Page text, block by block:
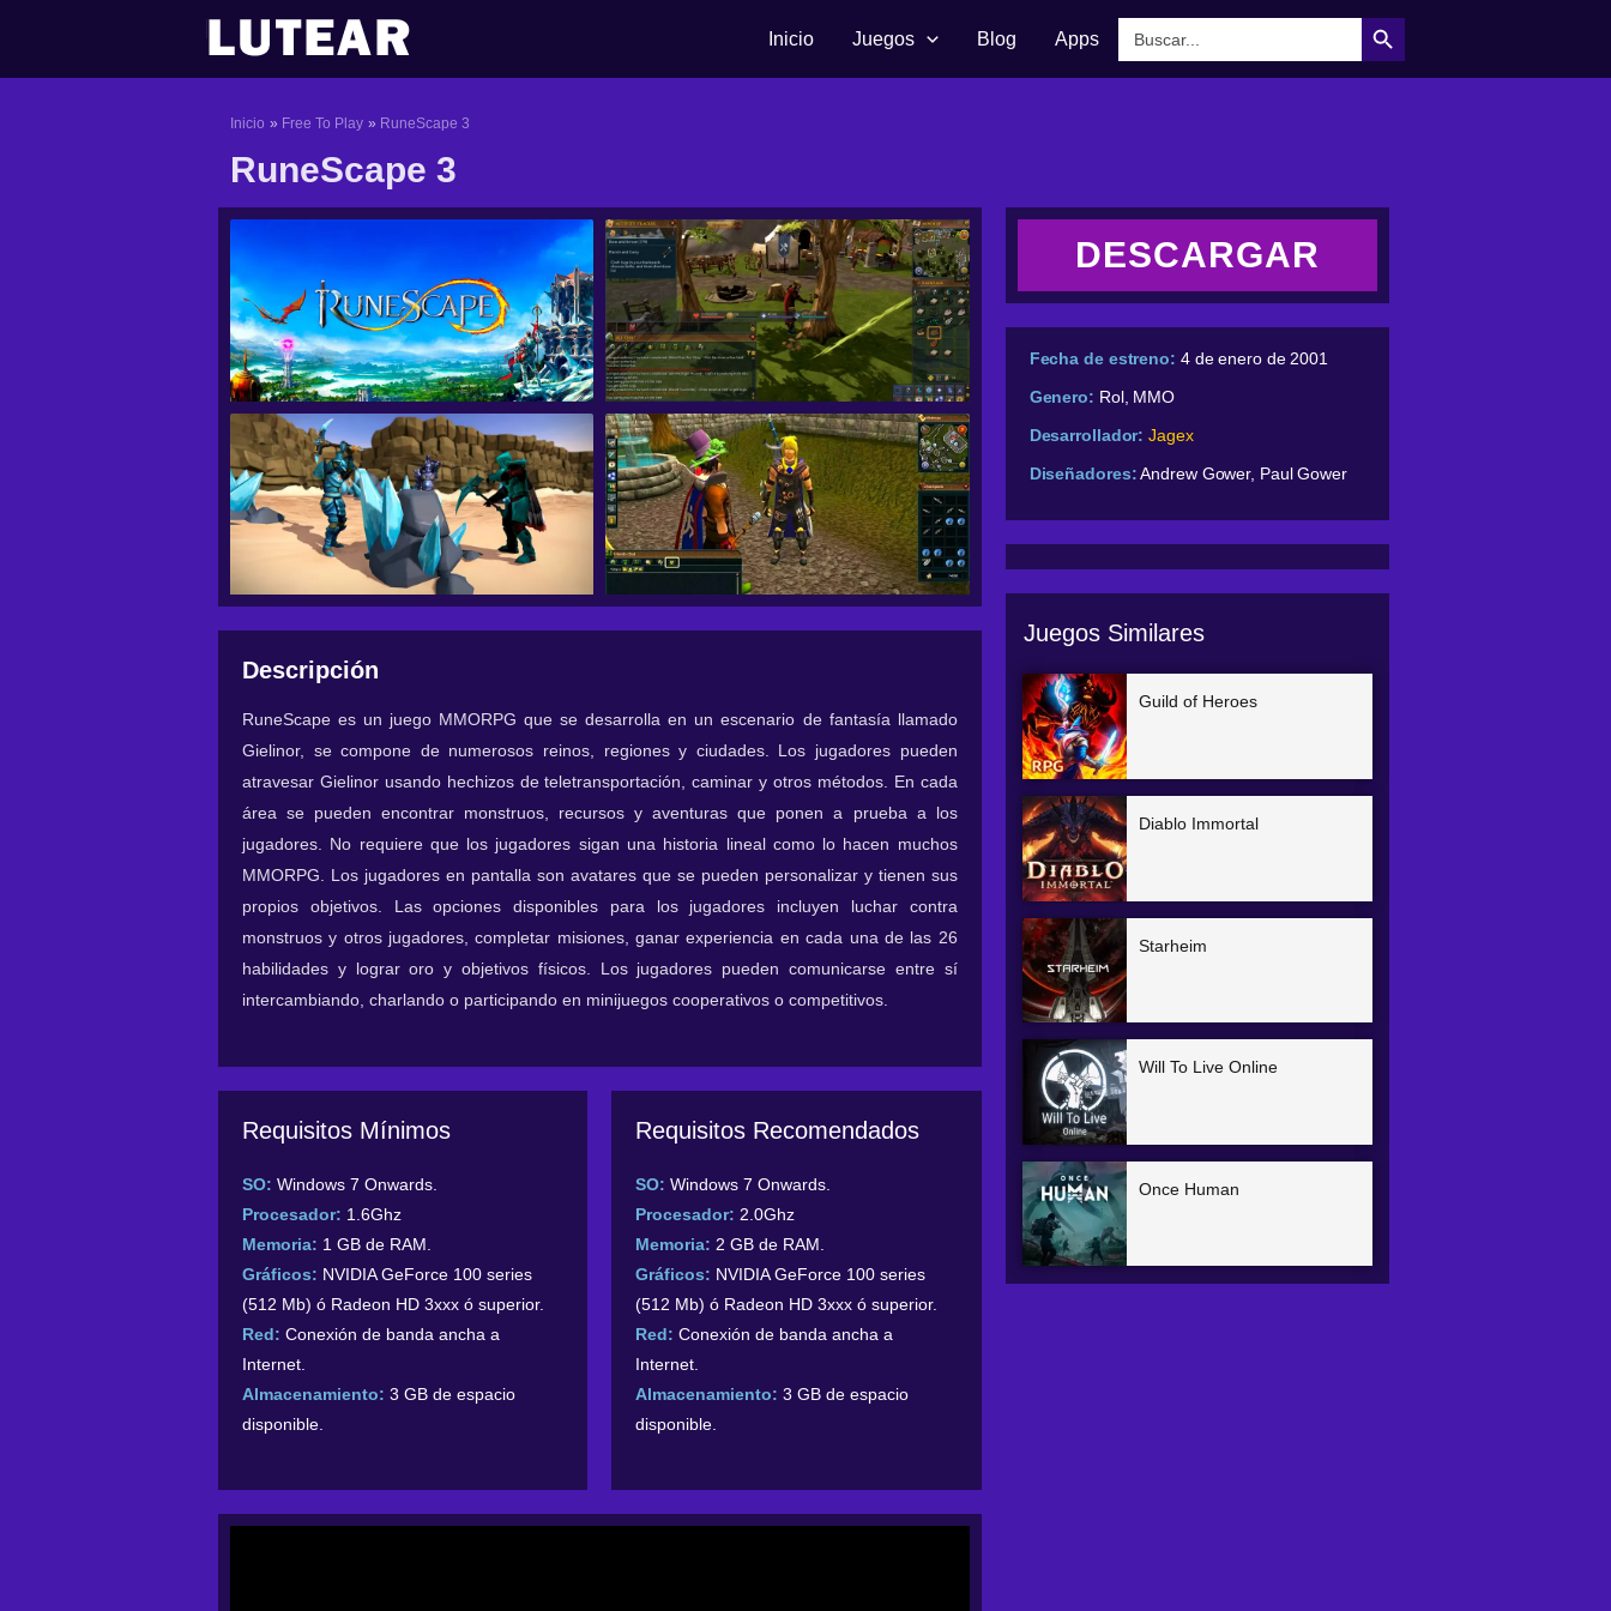
contenido
Inicio Juegos Blog Apps
Botón de búsqueda
Inicio Free To Play RuneScape 3
RuneScape 3
Descripción
RuneScape es un juego MMORPG que se desarrolla en un escenario de fantasía llamado
Gielinor, se compone de numerosos reinos, regiones y ciudades. Los jugadores pueden
atravesar Gielinor usando hechizos de teletransportación, caminar y otros métodos. En cada
área se pueden encontrar monstruos, recursos y aventuras que ponen a prueba a los
jugadores. No requiere que los jugadores sigan una historia lineal como lo hacen muchos
MMORPG. Los jugadores en pantalla son avatares que se pueden personalizar y tienen sus
propios objetivos. Las opciones disponibles para los jugadores incluyen luchar contra
monstruos y otros jugadores, completar misiones, ganar experiencia en cada una de las 26
habilidades y lograr oro y objetivos físicos. Los jugadores pueden comunicarse entre sí
intercambiando, charlando o participando en minijuegos cooperativos o competitivos.
Requisitos Mínimos
SO: Windows 7 Onwards.
Procesador: 1.6Ghz
Memoria: 1 GB de RAM.
Gráficos: NVIDIA GeForce 100 series
(512 Mb) ó Radeon HD 3xxx ó superior.
Red: Conexión de banda ancha a
Internet.
Almacenamiento: 3 GB de espacio
disponible.
Requisitos Recomendados
SO: Windows 7 Onwards.
Procesador: 2.0Ghz
Memoria: 2 GB de RAM.
Gráficos: NVIDIA GeForce 100 series
(512 Mb) ó Radeon HD 3xxx ó superior.
Red: Conexión de banda ancha a
Internet.
Almacenamiento: 3 GB de espacio
disponible.
DESCARGAR
Fecha de estreno: 4 de enero de 2001
Genero: Rol, MMO
Desarrollador: Jagex
Diseñadores: Andrew Gower, Paul Gower
Juegos Similares
Guild of Heroes
Diablo Immortal
Starheim
Will To Live Online
Once Human